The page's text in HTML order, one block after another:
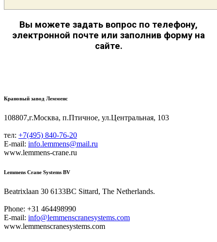
Вы можете задать вопрос по телефону,
электронной почте или заполнив форму на
сайте.
Крановый завод Лемменс
108807,г.Москва, п.Птичное, ул.Центральная, 103
тел: +7(495) 840-76-20
E-mail: info.lemmens@mail.ru
www.lemmens-crane.ru
Lemmens Crane Systems BV
Beatrixlaan 30 6133BC Sittard, The Netherlands.
Phone: +31 464498990
E-mail: info@lemmenscranesystems.com
www.lemmenscranesystems.com